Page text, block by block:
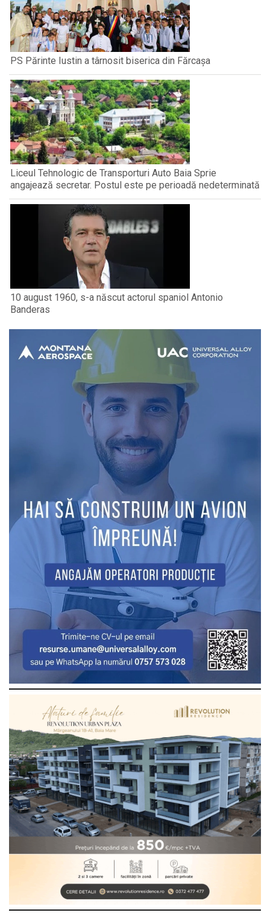
PS Părinte Iustin a târnosit biserica din Fărcașa
Liceul Tehnologic de Transporturi Auto Baia Sprie
angajează secretar. Postul este pe perioadă nedeterminată
10 august 1960, s-a născut actorul spaniol Antonio
Banderas